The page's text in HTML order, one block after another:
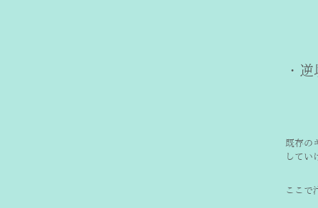
・
既存の
してい
ここで